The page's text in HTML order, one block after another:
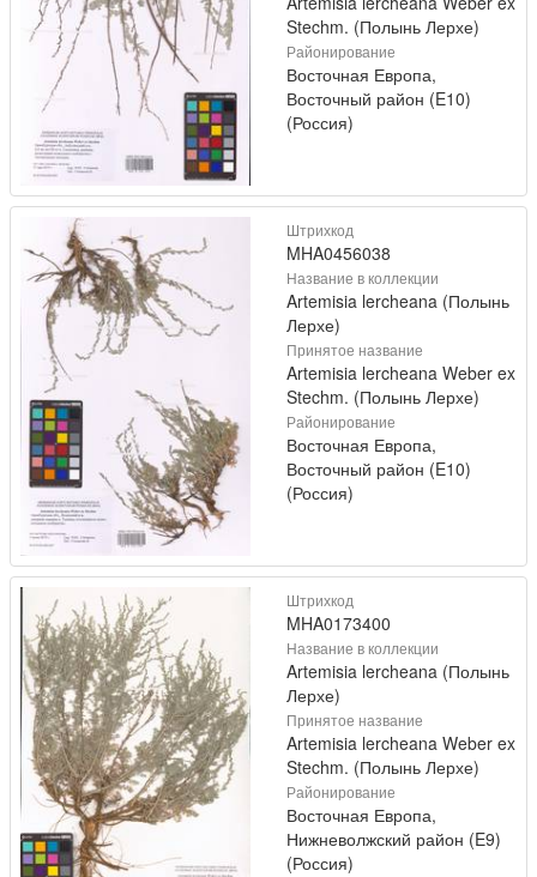
Stechm. (Полынь Лерхе)
Районирование
Восточная Европа,
Восточный район (E10)
(Россия)
Штрихкод
MHA0456038
Название в коллекции
Artemisia lercheana (Полынь
Лерхе)
Принятое название
Artemisia lercheana Weber ex
Stechm. (Полынь Лерхе)
Районирование
Восточная Европа,
Восточный район (E10)
(Россия)
Штрихкод
MHA0173400
Название в коллекции
Artemisia lercheana (Полынь
Лерхе)
Принятое название
Artemisia lercheana Weber ex
Stechm. (Полынь Лерхе)
Районирование
Восточная Европа,
Нижневолжский район (E9)
(Россия)